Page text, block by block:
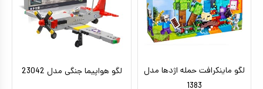
لگو ماینکرافت حمله اژدها مدل
1383
لگو هواپیما جنگی مدل 23042